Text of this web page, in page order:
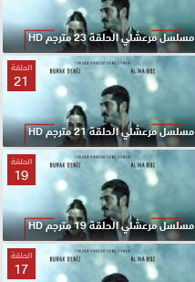
مسلسل مرعشلي الحلقة 23 مترجم HD
الحلقة
21
مسلسل مرعشلي الحلقة 21 مترجم HD
الحلقة
19
مسلسل مرعشلي الحلقة 19 مترجم HD
الحلقة
17